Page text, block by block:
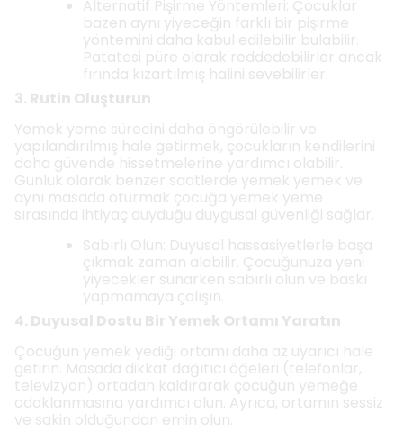
Alternatif Pişirme Yöntemleri: Çocuklar
bazen aynı yiyeceğin farklı bir pişirme
yöntemini daha kabul edilebilir bulabilir.
Patatesi püre olarak reddedebilirler ancak
fırında kızartılmış halini sevebilirler.
3. Rutin Oluşturun
Yemek yeme sürecini daha öngörülebilir ve
yapılandırılmış hale getirmek, çocukların kendilerini
daha güvende hissetmelerine yardımcı olabilir.
Günlük olarak benzer saatlerde yemek yemek ve
aynı masada oturmak çocuğa yemek yeme
sırasında ihtiyaç duyduğu duygusal güvenliği sağlar.
Sabırlı Olun: Duyusal hassasiyetlerle başa
çıkmak zaman alabilir. Çocuğunuza yeni
yiyecekler sunarken sabırlı olun ve baskı
yapmamaya çalışın.
4. Duyusal Dostu Bir Yemek Ortamı Yaratın
Çocuğun yemek yediği ortamı daha az uyarıcı hale
getirin. Masada dikkat dağıtıcı öğeleri (telefonlar,
televizyon) ortadan kaldırarak çocuğun yemeğe
odaklanmasına yardımcı olun. Ayrıca, ortamın sessiz
ve sakin olduğundan emin olun.